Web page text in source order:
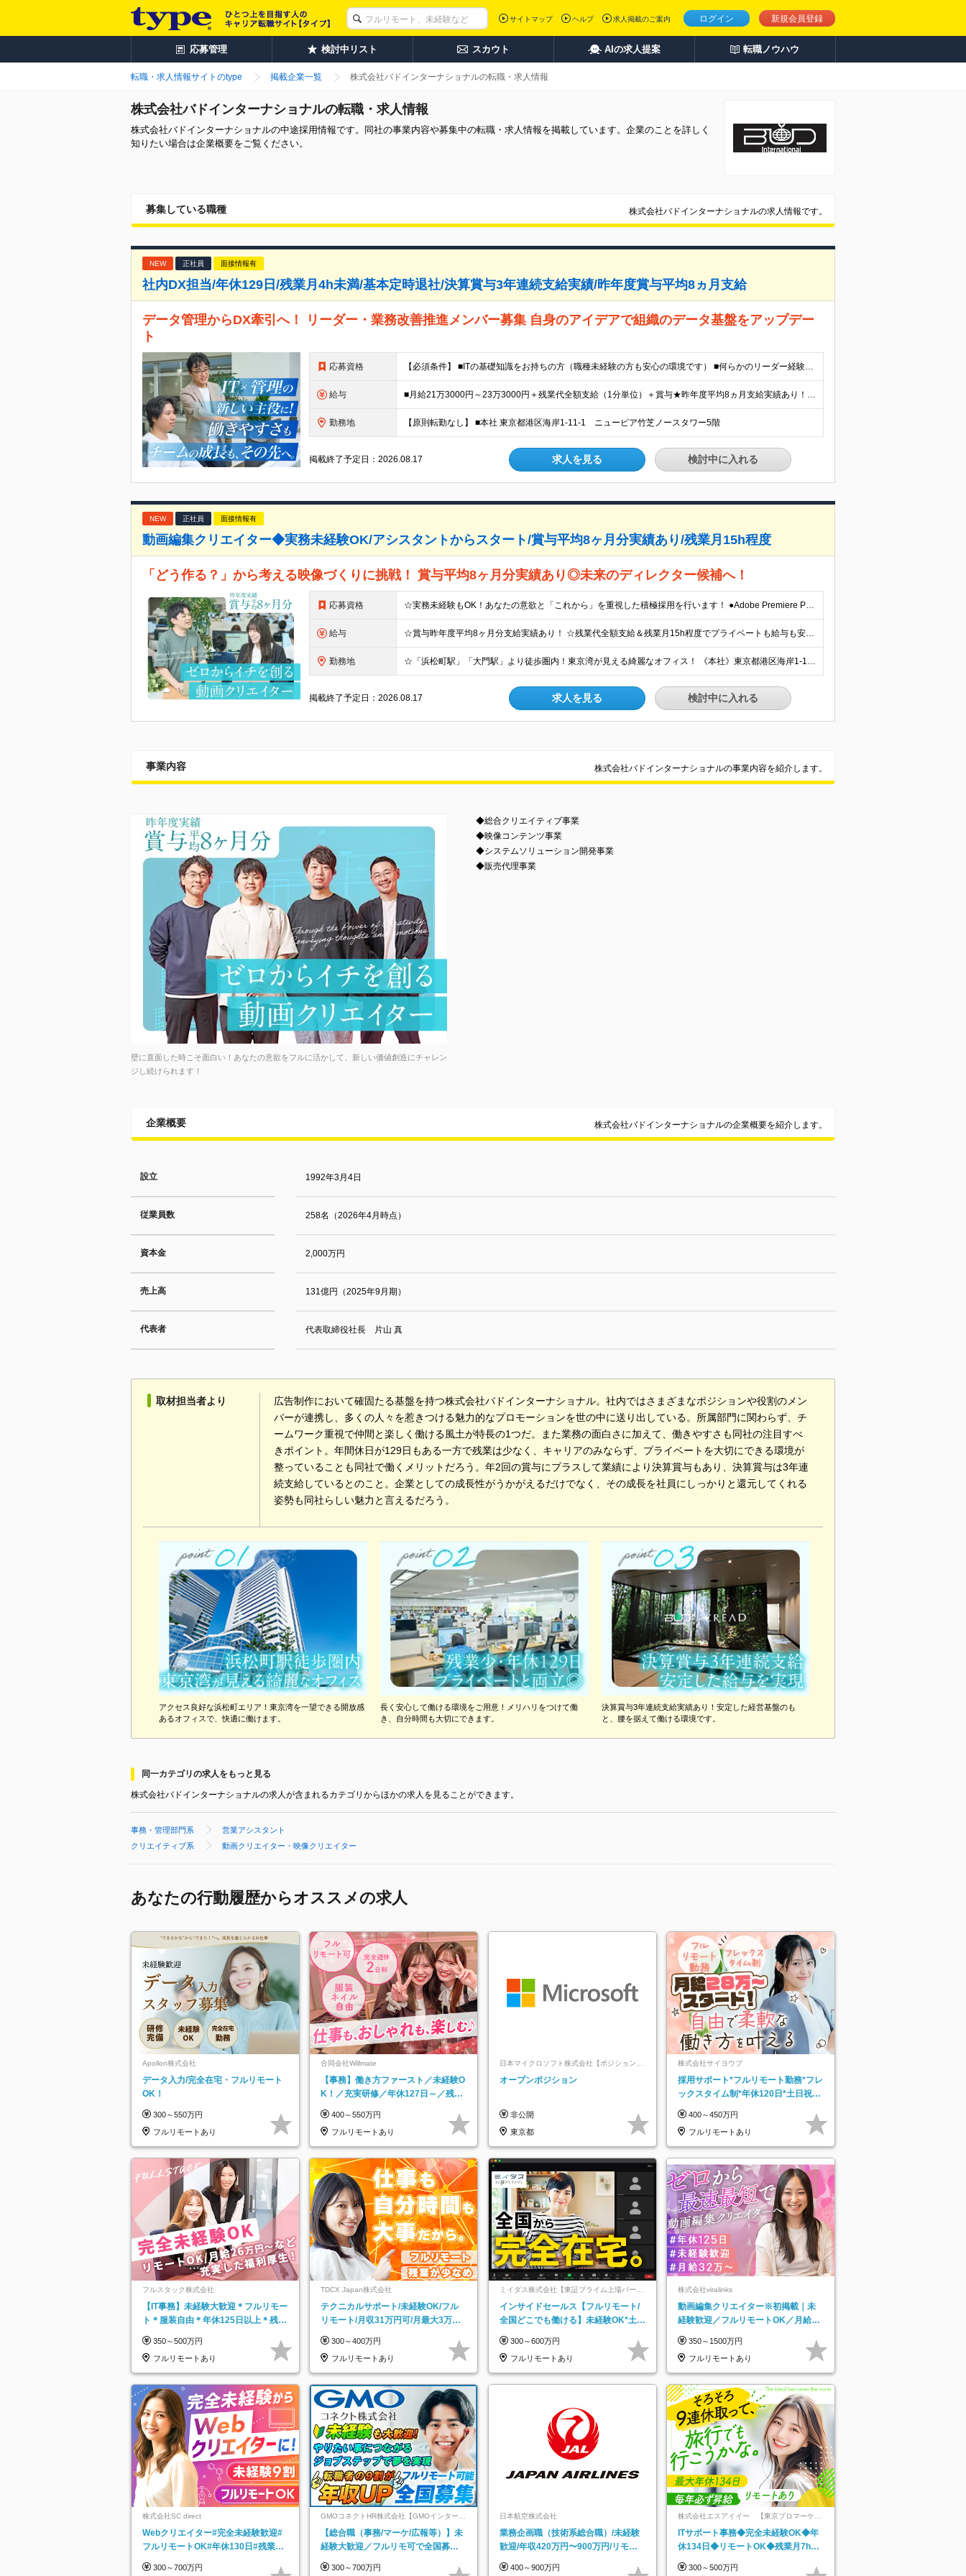
ログイン 新規会員登録
サイトマップ ヘルプ 求人掲載のご案内
応募管理 検討中リスト スカウト AIの求人提案 転職ノウハウ
転職・求人情報サイトのtype 掲載企業一覧 株式会社バドインターナショナルの転職・求人情報
株式会社バドインターナショナルの転職・求人情報
株式会社バドインターナショナルの中途採用情報です。同社の事業内容や募集中の転職・求人情報を掲載しています。企業のことを詳しく
知りたい場合は企業概要をご覧ください。
募集している職種 株式会社バドインターナショナルの求人情報です。
NEW 正社員 面接情報有
社内DX担当/年休129日/残業月4h未満/基本定時退社/決算賞与3年連続支給実績/昨年度賞与平均8ヵ月支給
データ管理からDX牽引へ！ リーダー・業務改善推進メンバー募集 自身のアイデアで組織のデータ基盤をアップデー
ト
応募資格 【必須条件】 ■ITの基礎知識をお持ちの方（職種未経験の方も安心の環境です） ■何らかのリーダー経験、または業務改善の提案・実行経験（業界不問） ※後輩の育成経験や「現状のやり方を変えるのが好き」というレベルでもOK！ ★学歴不問 【こんな方にピッタリ】 ◎「もっとこうすれば効率的なのに」と改善を提案するのが好きな方 ◎自分のアイデアを活かして、チームを引っ張っていきたい方 ◎AIやDX・RPAなどの最先端技術を実際の現場に落とし込みたい方 ◎決められた作業をこなすより、新しい仕組みを創ることにワクワクする方
給与 ■月給21万3000円～23万3000円＋残業代全額支給（1分単位）＋賞与★昨年度平均8ヵ月支給実績あり！ ≪月収例≫ ■25万円（入社1年目） ※月給には一律固定手当を含みます。
勤務地 【原則転勤なし】 ■本社 東京都港区海岸1-11-1 ニューピア竹芝ノースタワー5階
掲載終了予定日：2026.08.17 求人を見る 検討中に入れる
NEW 正社員 面接情報有
動画編集クリエイター◆実務未経験OK/アシスタントからスタート/賞与平均8ヶ月分実績あり/残業月15h程度
「どう作る？」から考える映像づくりに挑戦！ 賞与平均8ヶ月分実績あり◎未来のディレクター候補へ！
応募資格 ☆実務未経験もOK！あなたの意欲と「これから」を重視した積極採用を行います！ ●Adobe Premiere ProおよびAfter Effectsの使用経験 ∟学校での学習や独学・趣味レベルでもOK！ ●学歴不問 ※面接時、これまでの制作物、またはポートフォリオをお持ちであれば 参考までに拝見させていただきますのでご持参ください。 （USBメモリー、タブレットやPCでの画面提示など、形式は問いません） ▽こんな方にオススメ ★まだ世の中にない新しいサービスなどの魅力を伝えることに興味のある方 ★「ただ編集するだけ」より、チームで話し合いながら作るのが好きな方 ★将来はディレクターを目指したい方 ★生成AIに興味や経験がある方
給与 ☆賞与昨年度平均8ヶ月分支給実績あり！ ☆残業代全額支給＆残業月15h程度でプライベートも給与も安定！ ☆賞与支給実績が充実しており、頑張りはしっかり還元されます！ 月給21万円～23万円＋残業代全額支給（1分単位）＋賞与 ※試用期間3ヵ月あり。期間中の給与・待遇の差異はありません ※経験・能力を考慮の上、当社規定により決定します ※残業が発生した場合は時間外手当を全額支給します
勤務地 ☆「浜松町駅」「大門駅」より徒歩圏内！東京湾が見える綺麗なオフィス！ 《本社》東京都港区海岸1-11-1 ニューピア竹芝ノースタワー5階
掲載終了予定日：2026.08.17 求人を見る 検討中に入れる
事業内容 株式会社バドインターナショナルの事業内容を紹介します。
壁に直面した時こそ面白い！あなたの意欲をフルに活かして、新しい価値創造にチャレン
ジし続けられます！
◆総合クリエイティブ事業
◆映像コンテンツ事業
◆システムソリューション開発事業
◆販売代理事業
企業概要 株式会社バドインターナショナルの企業概要を紹介します。
設立 1992年3月4日
従業員数 258名（2026年4月時点）
資本金 2,000万円
売上高 131億円（2025年9月期）
代表者 代表取締役社長 片山 真
取材担当者より
広告制作において確固たる基盤を持つ株式会社バドインターナショナル。社内ではさまざまなポジションや役割のメン
バーが連携し、多くの人々を惹きつける魅力的なプロモーションを世の中に送り出している。所属部門に関わらず、チ
ームワーク重視で仲間と楽しく働ける風土が特長の1つだ。また業務の面白さに加えて、働きやすさも同社の注目すべ
きポイント。年間休日が129日もある一方で残業は少なく、キャリアのみならず、プライベートを大切にできる環境が
整っていることも同社で働くメリットだろう。年2回の賞与にプラスして業績により決算賞与もあり、決算賞与は3年連
続支給しているとのこと。企業としての成長性がうかがえるだけでなく、その成長を社員にしっかりと還元してくれる
姿勢も同社らしい魅力と言えるだろう。
アクセス良好な浜松町エリア！東京湾を一望できる開放感
あるオフィスで、快適に働けます。
長く安心して働ける環境をご用意！メリハリをつけて働
き、自分時間も大切にできます。
決算賞与3年連続支給実績あり！安定した経営基盤のも
と、腰を据えて働ける環境です。
同一カテゴリの求人をもっと見る
株式会社バドインターナショナルの求人が含まれるカテゴリからほかの求人を見ることができます。
事務・管理部門系
営業アシスタント
クリエイティブ系
動画クリエイター・映像クリエイター
あなたの行動履歴からオススメの求人
Apollon株式会社
データ入力/完全在宅・フルリモート
OK！
300～550万円
フルリモートあり
合同会社Willmate
【事務】働き方ファースト／未経験O
K！／充実研修／年休127日～／残業
400～550万円
フルリモートあり
日本マイクロソフト株式会社【ポジションマ
ッチ登録】
オープンポジション
非公開
東京都
株式会社サイヨウブ
採用サポート*フルリモート勤務*フレ
ックスタイム制*年休120日*土日祝休
400～450万円
フルリモートあり
フルスタック株式会社
【IT事務】未経験大歓迎＊フルリモー
ト＊服装自由＊年休125日以上＊残業
350～500万円
フルリモートあり
TDCX Japan株式会社
テクニカルサポート/未経験OK/フル
リモート/月収31万円可/月最大3万の
300～400万円
フルリモートあり
ミイダス株式会社【東証プライム上場パーソ
インサイドセールス【フルリモート/
全国どこでも働ける】未経験OK*土日
300～600万円
フルリモートあり
株式会社viralinks
動画編集クリエイター※初掲載｜未
経験歓迎／フルリモートOK／月給32
350～1500万円
フルリモートあり
株式会社SC direct
Webクリエイター#完全未経験歓迎#
フルリモートOK#年休130日#残業月
300～700万円
GMOコネクトHR株式会社【GMOインターネ
ットグループ】
【総合職（事務/マーケ/広報等）】未
経験大歓迎／フルリモ可で全国募
★
300～700万円
日本航空株式会社
業務企画職（技術系総合職）/未経験
歓迎/年収420万円〜900万円/リモー
400～900万円
株式会社エスアイイー 【東京プロマーケッ
ITサポート事務◆完全未経験OK◆年
休134日◆リモートOK◆残業月7h以
300～500万円